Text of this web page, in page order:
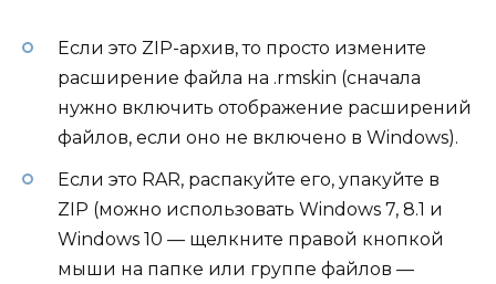
Если это ZIP-архив, то просто измените
расширение файла на .rmskin (сначала
нужно включить отображение расширений
файлов, если оно не включено в Windows).
Если это RAR, распакуйте его, упакуйте в
ZIP (можно использовать Windows 7, 8.1 и
Windows 10 — щелкните правой кнопкой
мыши на папке или группе файлов —